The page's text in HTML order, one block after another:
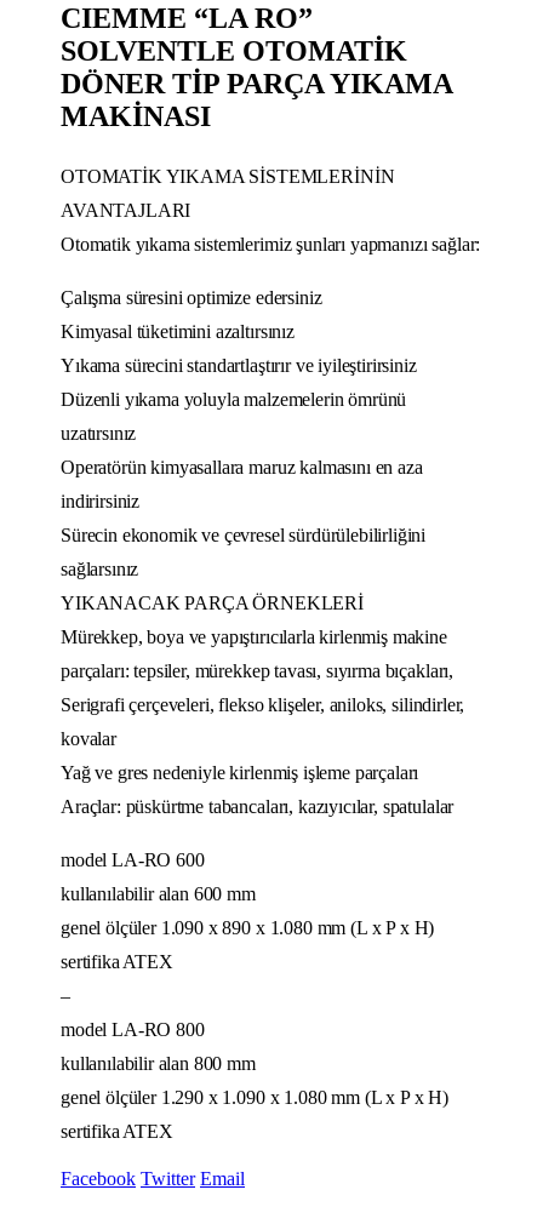
CIEMME “LA RO”
SOLVENTLE OTOMATİK
DÖNER TİP PARÇA YIKAMA
MAKİNASI
OTOMATİK YIKAMA SİSTEMLERİNİN
AVANTAJLARI
Otomatik yıkama sistemlerimiz şunları yapmanızı sağlar:
Çalışma süresini optimize edersiniz
Kimyasal tüketimini azaltırsınız
Yıkama sürecini standartlaştırır ve iyileştirirsiniz
Düzenli yıkama yoluyla malzemelerin ömrünü
uzatırsınız
Operatörün kimyasallara maruz kalmasını en aza
indirirsiniz
Sürecin ekonomik ve çevresel sürdürülebilirliğini
sağlarsınız
YIKANACAK PARÇA ÖRNEKLERİ
Mürekkep, boya ve yapıştırıcılarla kirlenmiş makine
parçaları: tepsiler, mürekkep tavası, sıyırma bıçakları,
Serigrafi çerçeveleri, flekso klişeler, aniloks, silindirler,
kovalar
Yağ ve gres nedeniyle kirlenmiş işleme parçaları
Araçlar: püskürtme tabancaları, kazıyıcılar, spatulalar
model LA-RO 600
kullanılabilir alan 600 mm
genel ölçüler 1.090 x 890 x 1.080 mm (L x P x H)
sertifika ATEX
–
model LA-RO 800
kullanılabilir alan 800 mm
genel ölçüler 1.290 x 1.090 x 1.080 mm (L x P x H)
sertifika ATEX
Facebook Twitter Email